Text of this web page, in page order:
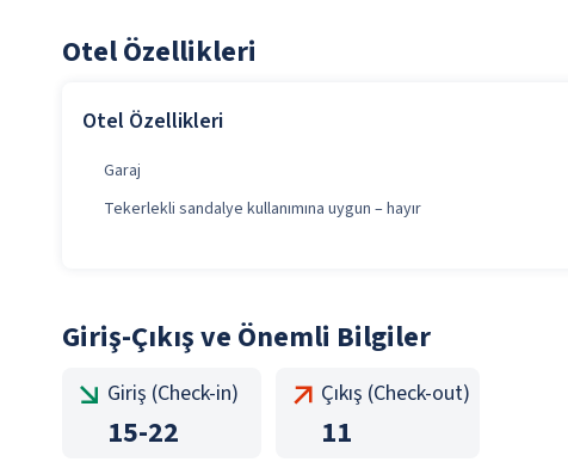
Otel Özellikleri
Otel Özellikleri
Garaj
Tekerlekli sandalye kullanımına uygun – hayır
Giriş-Çıkış ve Önemli Bilgiler
Giriş (Check-in)
15-22
Çıkış (Check-out)
11